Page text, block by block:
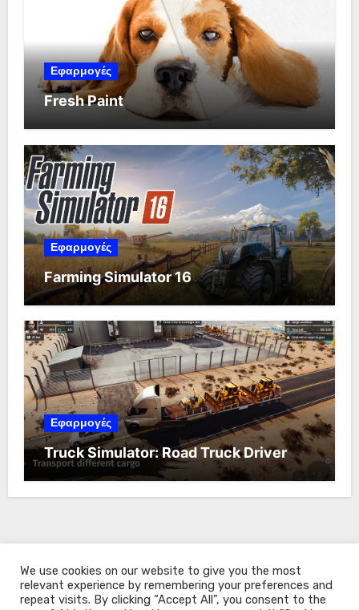
Εφαρμογές
Fresh Paint
Εφαρμογές
Farming Simulator 16
Εφαρμογές
Truck Simulator: Road Truck Driver
We use cookies on our website to give you the most
relevant experience by remembering your preferences and
repeat visits. By clicking “Accept All”, you consent to the